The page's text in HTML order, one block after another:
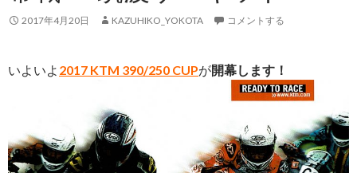
ッ
プ 2017年4月20日 KAZUHIKO_YOKOTA コメントする
いよいよ 2017 KTM 390/250 CUPが開幕します！